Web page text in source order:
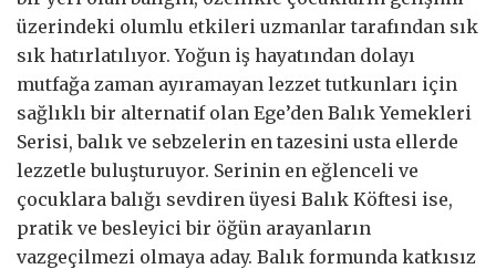
üzerindeki olumlu etkileri uzmanlar tarafından sık
sık hatırlatılıyor. Yoğun iş hayatından dolayı
mutfağa zaman ayıramayan lezzet tutkunları için
sağlıklı bir alternatif olan Ege’den Balık Yemekleri
Serisi, balık ve sebzelerin en tazesini usta ellerde
lezzetle buluşturuyor. Serinin en eğlenceli ve
çocuklara balığı sevdiren üyesi Balık Köftesi ise,
pratik ve besleyici bir öğün arayanların
vazgeçilmezi olmaya aday. Balık formunda katkısız